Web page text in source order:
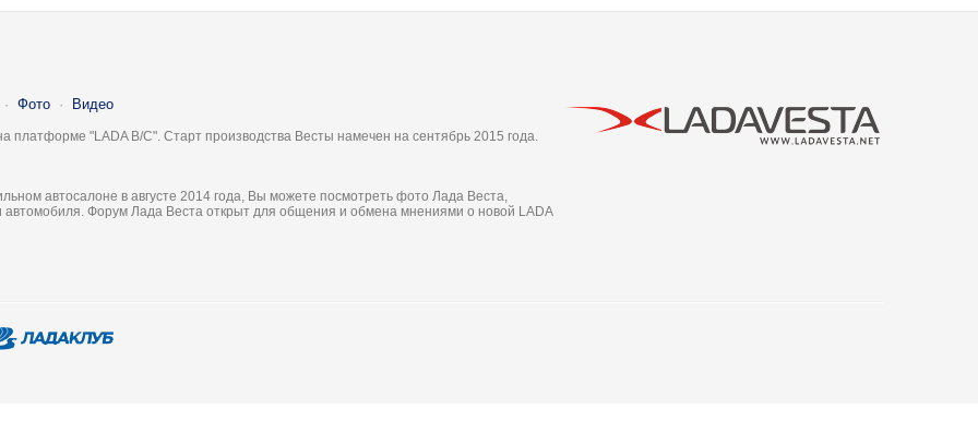
· Фото · Видео
"LADA B/C". Старт производства Весты намечен на сентябрь 2015 года.
автосалоне в августе 2014 года, Вы можете посмотреть фото Лада Веста,
автомобиля. Форум Лада Веста открыт для общения и обмена мнениями о новой LADA